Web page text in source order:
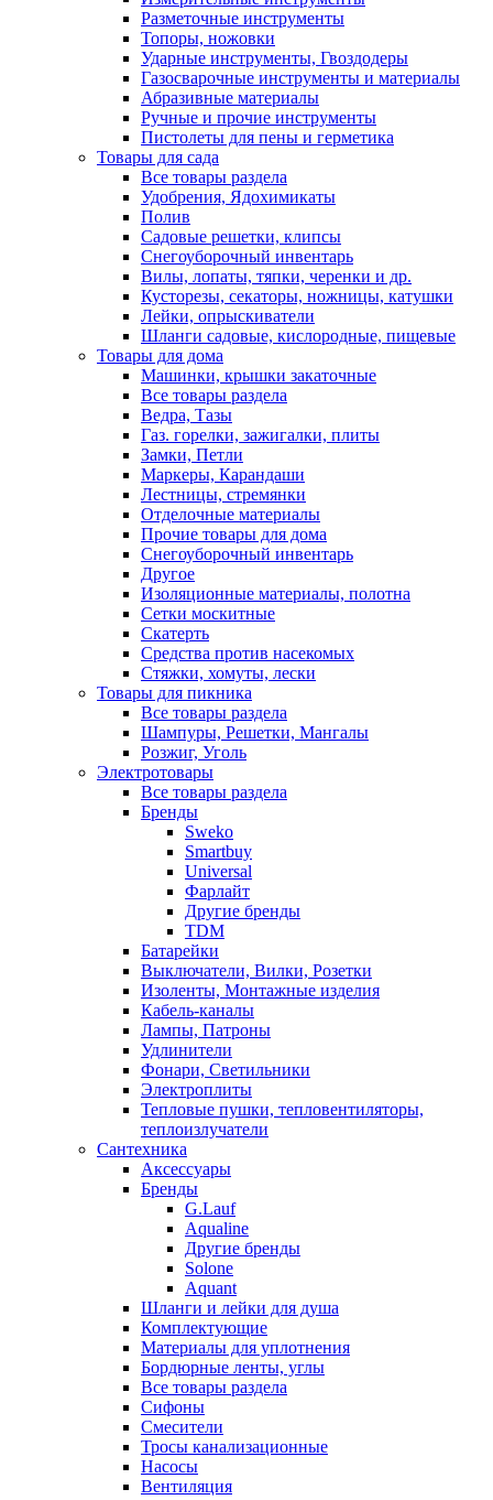
Разметочные инструменты
Топоры, ножовки
Ударные инструменты, Гвоздодеры
Газосварочные инструменты и материалы
Абразивные материалы
Ручные и прочие инструменты
Пистолеты для пены и герметика
Товары для сада
Все товары раздела
Удобрения, Ядохимикаты
Полив
Садовые решетки, клипсы
Снегоуборочный инвентарь
Вилы, лопаты, тяпки, черенки и др.
Кусторезы, секаторы, ножницы, катушки
Лейки, опрыскиватели
Шланги садовые, кислородные, пищевые
Товары для дома
Машинки, крышки закаточные
Все товары раздела
Ведра, Тазы
Газ. горелки, зажигалки, плиты
Замки, Петли
Маркеры, Карандаши
Лестницы, стремянки
Отделочные материалы
Прочие товары для дома
Снегоуборочный инвентарь
Другое
Изоляционные материалы, полотна
Сетки москитные
Скатерть
Средства против насекомых
Стяжки, хомуты, лески
Товары для пикника
Все товары раздела
Шампуры, Решетки, Мангалы
Розжиг, Уголь
Электротовары
Все товары раздела
Бренды
Sweko
Smartbuy
Universal
Фарлайт
Другие бренды
TDM
Батарейки
Выключатели, Вилки, Розетки
Изоленты, Монтажные изделия
Кабель-каналы
Лампы, Патроны
Удлинители
Фонари, Светильники
Электроплиты
Тепловые пушки, тепловентиляторы,
теплоизлучатели
Сантехника
Аксессуары
Бренды
G.Lauf
Aqualine
Другие бренды
Solone
Aquant
Шланги и лейки для душа
Комплектующие
Материалы для уплотнения
Бордюрные ленты, углы
Все товары раздела
Сифоны
Смесители
Тросы канализационные
Насосы
Вентиляция